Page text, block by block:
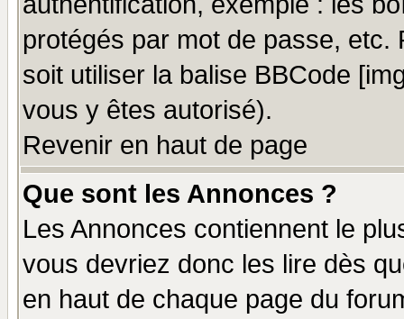
protégés par mot de passe,
soit utiliser la balise BBCode
vous y êtes autorisé).
Revenir en haut de page
Que sont les Annonces ?
Les Annonces contiennent le
vous devriez donc les lire dès
en haut de chaque page du